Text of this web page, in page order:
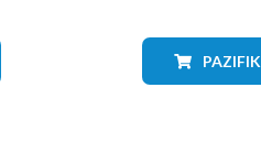
PAZIFIK